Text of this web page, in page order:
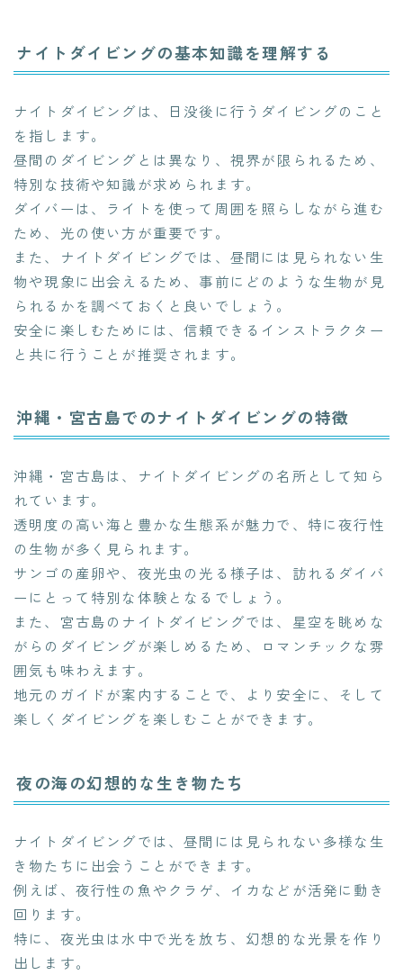
ナイトダイビングの基本知識を理解する
ナイトダイビングは、日没後に行うダイビングのこと
を指します。
昼間のダイビングとは異なり、視界が限られるため、
特別な技術や知識が求められます。
ダイバーは、ライトを使って周囲を照らしながら進む
ため、光の使い方が重要です。
また、ナイトダイビングでは、昼間には見られない生
物や現象に出会えるため、事前にどのような生物が見
られるかを調べておくと良いでしょう。
安全に楽しむためには、信頼できるインストラクター
と共に行うことが推奨されます。
沖縄・宮古島でのナイトダイビングの特徴
沖縄・宮古島は、ナイトダイビングの名所として知ら
れています。
透明度の高い海と豊かな生態系が魅力で、特に夜行性
の生物が多く見られます。
サンゴの産卵や、夜光虫の光る様子は、訪れるダイバ
ーにとって特別な体験となるでしょう。
また、宮古島のナイトダイビングでは、星空を眺めな
がらのダイビングが楽しめるため、ロマンチックな雰
囲気も味わえます。
地元のガイドが案内することで、より安全に、そして
楽しくダイビングを楽しむことができます。
夜の海の幻想的な生き物たち
ナイトダイビングでは、昼間には見られない多様な生
き物たちに出会うことができます。
例えば、夜行性の魚やクラゲ、イカなどが活発に動き
回ります。
特に、夜光虫は水中で光を放ち、幻想的な光景を作り
出します。